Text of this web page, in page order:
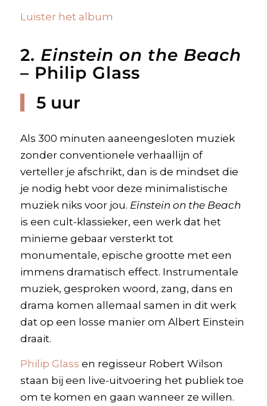
Luister het album
2. Einstein on the Beach
– Philip Glass
5 uur
Als 300 minuten aaneengesloten muziek
zonder conventionele verhaallijn of
verteller je afschrikt, dan is de mindset die
je nodig hebt voor deze minimalistische
muziek niks voor jou. Einstein on the Beach
is een cult-klassieker, een werk dat het
minieme gebaar versterkt tot
monumentale, epische grootte met een
immens dramatisch effect. Instrumentale
muziek, gesproken woord, zang, dans en
drama komen allemaal samen in dit werk
dat op een losse manier om Albert Einstein
draait.
Philip Glass en regisseur Robert Wilson
staan bij een live-uitvoering het publiek toe
om te komen en gaan wanneer ze willen.